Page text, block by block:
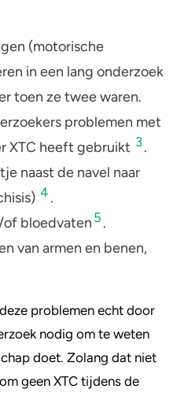
(motorische
in een lang onderzoek
toen ze twee waren.
problemen met
XTC heeft gebruikt 3.
naast de navel naar
4 .
of bloedvaten 5 .
van armen en benen,
problemen echt door
nodig om te weten
doet. Zolang dat niet
geen XTC tijdens de